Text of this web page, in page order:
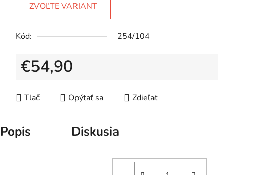
ZVOĽTE VARIANT
Kód: 254/104
€54,90
Tlač
Opýtať sa Zdieľať
Popis Diskusia